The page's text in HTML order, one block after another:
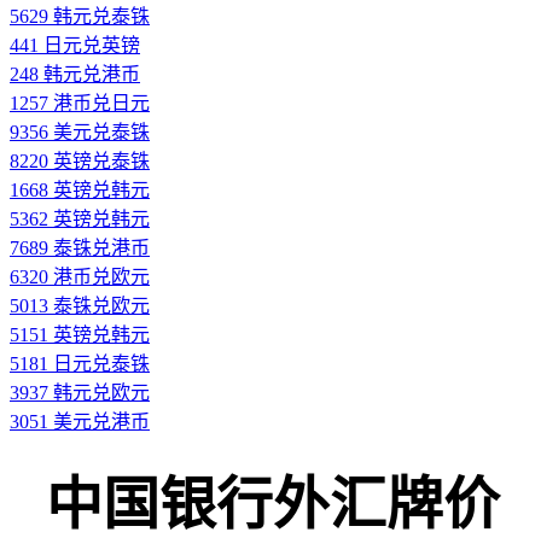
5629 韩元兑泰铢
441 日元兑英镑
248 韩元兑港币
1257 港币兑日元
9356 美元兑泰铢
8220 英镑兑泰铢
1668 英镑兑韩元
5362 英镑兑韩元
7689 泰铢兑港币
6320 港币兑欧元
5013 泰铢兑欧元
5151 英镑兑韩元
5181 日元兑泰铢
3937 韩元兑欧元
3051 美元兑港币
中国银行外汇牌价